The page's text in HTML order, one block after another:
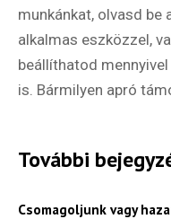
munkánkat, olvasd be
alkalmas eszközzel,
beállíthatod
is. Bármilyen apró
További
Csomagoljunk vagy